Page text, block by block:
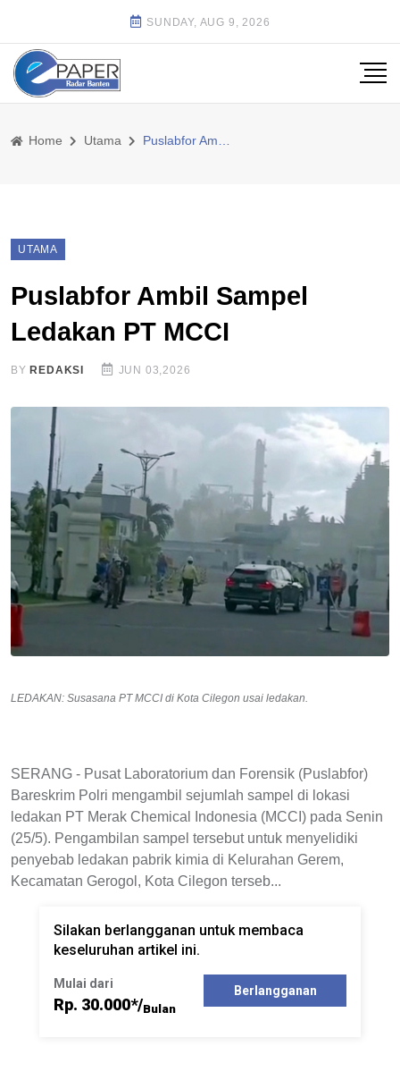
SUNDAY, AUG 9, 2026
Home Utama
UTAMA
Puslabfor Ambil Sampel
Ledakan PT MCCI
BYREDAKSI JUN 03,2026
LEDAKAN: Susasana PT MCCI di Kota Cilegon usai ledakan.
SERANG - Pusat Laboratorium dan Forensik (Puslabfor)
Bareskrim Polri mengambil sejumlah sampel di lokasi
ledakan PT Merak Chemical In­donesia (MCCI) pada Senin
(25/5). Pe­ngambilan sampel tersebut untuk menyelidiki
penyebab ledakan pabrik kimia di Kelurahan Gerem,
Kecama­tan Gerogol, Kota Cilegon terseb...
Silakan berlangganan untuk membaca
keseluruhan artikel ini.
Mulai dari
Rp. 30.000*/Bulan
Berlangganan